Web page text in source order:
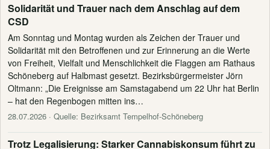
Solidarität und Trauer nach dem Anschlag auf dem
CSD
Am Sonntag und Montag wurden als Zeichen der Trauer und
Solidarität mit den Betroffenen und zur Erinnerung an die Werte
von Freiheit, Vielfalt und Menschlichkeit die Flaggen am Rathaus
Schöneberg auf Halbmast gesetzt. Bezirksbürgermeister Jörn
Oltmann: „Die Ereignisse am Samstagabend um 22 Uhr hat Berlin
– hat den Regenbogen mitten ins…
28.07.2026 · Quelle: Bezirksamt Tempelhof-Schöneberg
Trotz Legalisierung: Starker Cannabiskonsum führt zu